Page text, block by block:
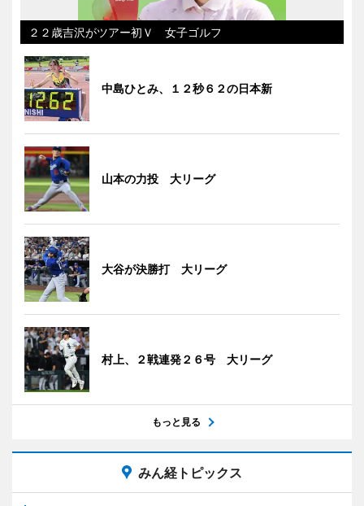
２２歳吉沢がツアー初Ｖ 女子ゴルフ
中島ひとみ、１２秒６２の日本新
山本の力投 大リーグ
大谷が決勝打 大リーグ
村上、２戦連発２６号 大リーグ
もっと見る
みん経トピックス